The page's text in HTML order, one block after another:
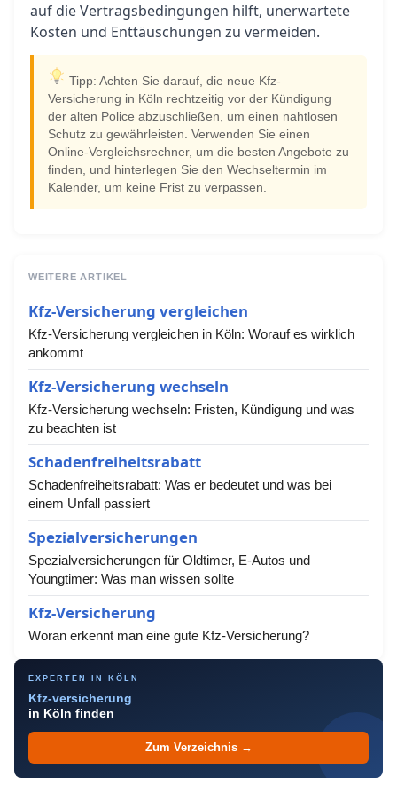
auf die Vertragsbedingungen hilft, unerwartete
Kosten und Enttäuschungen zu vermeiden.
Tipp: Achten Sie darauf, die neue Kfz-
Versicherung in Köln rechtzeitig vor der Kündigung
der alten Police abzuschließen, um einen nahtlosen
Schutz zu gewährleisten. Verwenden Sie einen
Online-Vergleichsrechner, um die besten Angebote zu
finden, und hinterlegen Sie den Wechseltermin im
Kalender, um keine Frist zu verpassen.
WEITERE ARTIKEL
Kfz-Versicherung vergleichen
Kfz-Versicherung vergleichen in Köln: Worauf es wirklich
ankommt
Kfz-Versicherung wechseln
Kfz-Versicherung wechseln: Fristen, Kündigung und was
zu beachten ist
Schadenfreiheitsrabatt
Schadenfreiheitsrabatt: Was er bedeutet und was bei
einem Unfall passiert
Spezialversicherungen
Spezialversicherungen für Oldtimer, E-Autos und
Youngtimer: Was man wissen sollte
Kfz-Versicherung
Woran erkennt man eine gute Kfz-Versicherung?
EXPERTEN IN KÖLN
Kfz-versicherung
in Köln finden
Zum Verzeichnis →